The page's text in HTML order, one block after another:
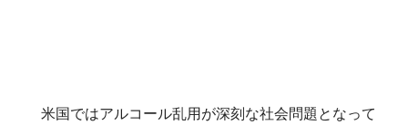
米国ではアルコール乱用が深刻な社会問題となって